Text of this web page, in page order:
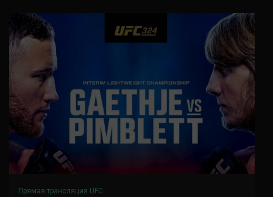
Прямая трансляция UFC